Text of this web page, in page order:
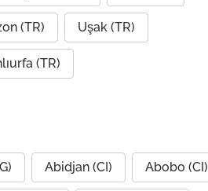
(TR) Uşak (TR)
(TR)
Abidjan (CI) Abobo (CI)